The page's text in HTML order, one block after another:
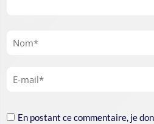
En postant ce commentaire, je